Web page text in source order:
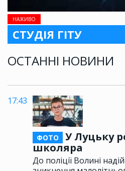
НАЖИВО
СТУДІЯ ГІТУ
ОСТАННІ НОВИНИ
17:43
ФОТО
У Луцьку
школяра
До поліції Волині